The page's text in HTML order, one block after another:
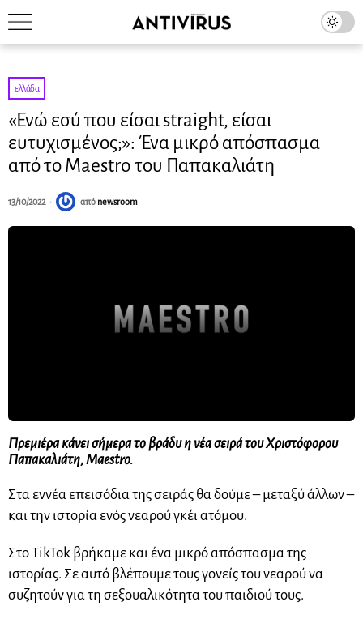
ελλάδα
«Ενώ εσύ που είσαι straight, είσαι
ευτυχισμένος;»: Ένα μικρό απόσπασμα
από το Maestro του Παπακαλιάτη
13/10/2022 από newsroom
Πρεμιέρα κάνει σήμερα το βράδυ η νέα σειρά του Χριστόφορου
Παπακαλιάτη, Maestro.
Στα εννέα επεισόδια της σειράς θα δούμε – μεταξύ άλλων –
και την ιστορία ενός νεαρού γκέι ατόμου.
Στο TikTok βρήκαμε και ένα μικρό απόσπασμα της
ιστορίας. Σε αυτό βλέπουμε τους γονείς του νεαρού να
συζητούν για τη σεξουαλικότητα του παιδιού τους.